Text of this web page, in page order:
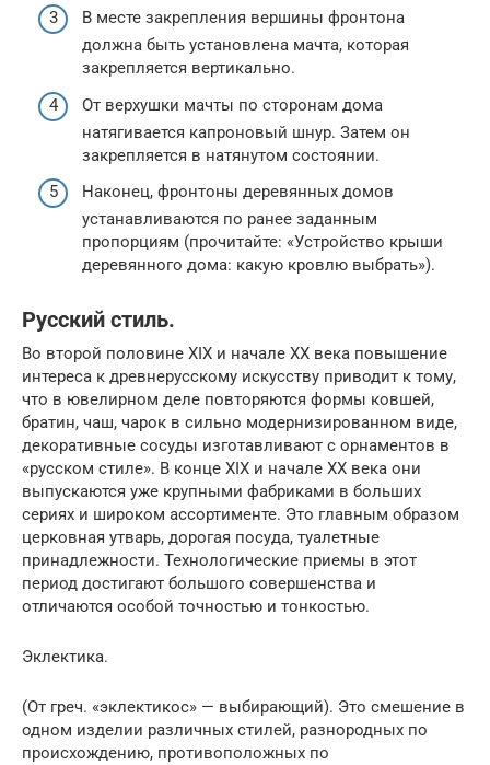
В месте закрепления вершины фронтона
должна быть установлена мачта, которая
закрепляется вертикально.
От верхушки мачты по сторонам дома
натягивается капроновый шнур. Затем он
закрепляется в натянутом состоянии.
Наконец, фронтоны деревянных домов
устанавливаются по ранее заданным
пропорциям (прочитайте: «Устройство крыши
деревянного дома: какую кровлю выбрать»).
Русский стиль.
Во второй половине XIX и начале XX века повышение
интереса к древнерусскому искусству приводит к тому,
что в ювелирном деле повторяются формы ковшей,
братин, чаш, чарок в сильно модернизированном виде,
декоративные сосуды изготавливают с орнаментов в
«русском стиле». В конце XIX и начале XX века они
выпускаются уже крупными фабриками в больших
сериях и широком ассортименте. Это главным образом
церковная утварь, дорогая посуда, туалетные
принадлежности. Технологические приемы в этот
период достигают большого совершенства и
отличаются особой точностью и тонкостью.
Эклектика.
(От греч. «эклектикос» — выбирающий). Это смешение в
одном изделии различных стилей, разнородных по
происхождению, противоположных по